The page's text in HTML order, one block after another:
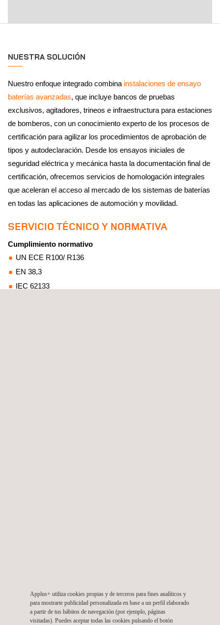
NUESTRA SOLUCIÓN
Nuestro enfoque integrado combina instalaciones de ensayo
baterías avanzadas, que incluye bancos de pruebas
exclusivos, agitadores, trineos e infraestructura para estaciones
de bomberos, con un conocimiento experto de los procesos de
certificación para agilizar los procedimientos de aprobación de
tipos y autodeclaración. Desde los ensayos iniciales de
seguridad eléctrica y mecánica hasta la documentación final de
certificación, ofrecemos servicios de homologación integrales
que aceleran el acceso al mercado de los sistemas de baterías
en todas las aplicaciones de automoción y movilidad.
SERVICIO TÉCNICO Y NORMATIVA
Cumplimiento normativo
UN ECE R100/ R136
EN 38,3
IEC 62133
Trineo
Firehall
Applus+ utiliza cookies propias y de terceros para fines analíticos y
para mostrarte publicidad personalizada en base a un perfil elaborado
a partir de tus hábitos de navegación (por ejemplo, páginas
visitadas). Puedes aceptar todas las cookies pulsando el botón